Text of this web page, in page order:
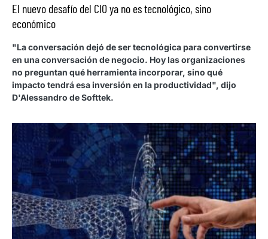
El nuevo desafío del CIO ya no es tecnológico, sino
económico
"La conversación dejó de ser tecnológica para convertirse
en una conversación de negocio. Hoy las organizaciones
no preguntan qué herramienta incorporar, sino qué
impacto tendrá esa inversión en la productividad", dijo
D'Alessandro de Softtek.